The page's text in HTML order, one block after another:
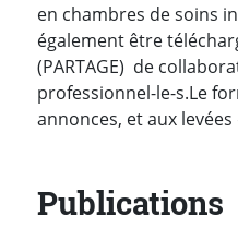
en chambres de soins
également être
(PARTAGE) de
professionnel-le-s.Le
annonces, et aux levées
Publications